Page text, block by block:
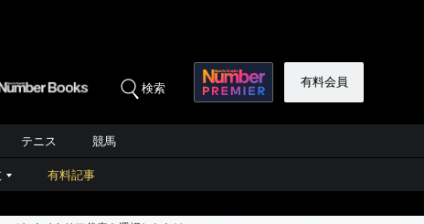
検索 有料会員
テニス 競馬
有料記事